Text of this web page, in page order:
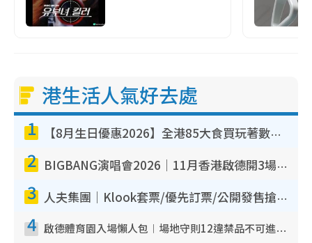
港生活人氣好去處
1 【8月生日優惠2026】全港85大食買玩著數攻略 自助餐/火鍋放題同行免費＋誠品/DONKI送現金券
2 BIGBANG演唱會2026｜11月香港啟德開3場！實名制VIP申請、優先購票攻略
3 人夫集團｜Klook套票/優先訂票/公開發售搶飛攻略！附票價.購票連結.場地座位表
4 啟德體育園入場懶人包︱場地守則12違禁品不可進場准帶細水樽但全場禁樽蓋！應援牌有限制！